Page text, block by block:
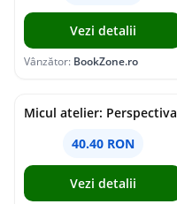
Vezi detalii
Vânzător: BookZone.ro
Micul atelier: Perspectiva
40.40 RON
Vezi detalii